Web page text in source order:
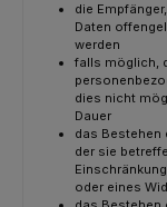
die
Daten
werden
falls möglich,
dies nicht
Dauer
das Bestehen
der sie
oder eines